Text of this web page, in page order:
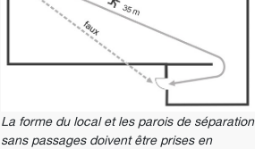
La forme du local et les parois de séparation
sans passages doivent être prises en